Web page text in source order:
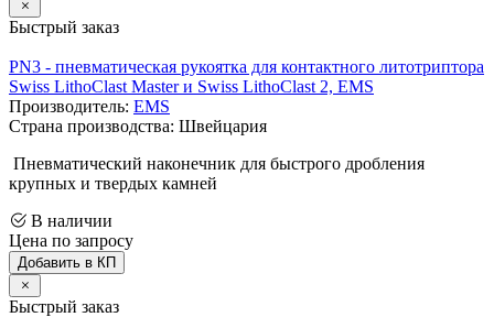
Быстрый заказ
PN3 - пневматическая рукоятка для контактного литотриптора
Swiss LithoClast Master и Swiss LithoClast 2, EMS
Производитель: EMS
Страна производства: Швейцария
Пневматический наконечник для быстрого дробления
крупных и твердых камней
В наличии
Цена по запросу
Добавить в КП
Быстрый заказ